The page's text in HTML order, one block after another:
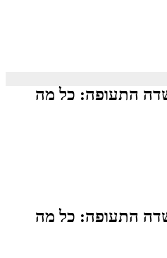
התעופה: כל מה
התעופה: כל מה